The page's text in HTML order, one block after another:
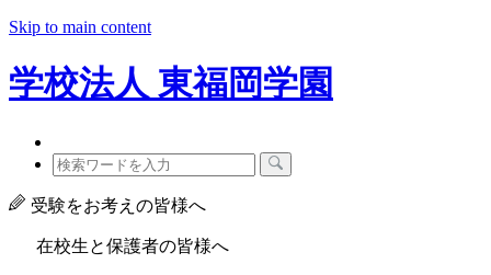
Skip to main content
学校法人 東福岡学園
受験をお考えの皆様へ
在校生と保護者の皆様へ